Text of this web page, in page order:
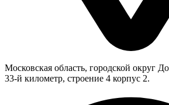
Московская область, городской округ
33-й километр, строение 4 корпус 2.